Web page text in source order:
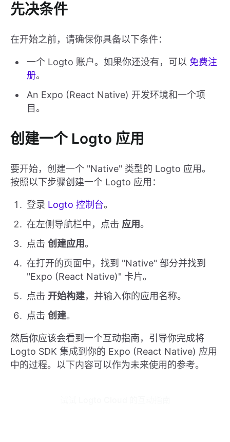
先决条件
在开始之前，请确保你具备以下条件：
一个 Logto 账户。如果你还没有，可以 免费注
册。
An Expo (React Native) 开发环境和一个项
目。
创建一个 Logto 应用
要开始，创建一个 "Native" 类型的 Logto 应用。
按照以下步骤创建一个 Logto 应用：
登录 Logto 控制台。
在左侧导航栏中，点击 应用。
点击 创建应用。
在打开的页面中，找到 "Native" 部分并找到
"Expo (React Native)" 卡片。
点击 开始构建，并输入你的应用名称。
点击 创建。
然后你应该会看到一个互动指南，引导你完成将
Logto SDK 集成到你的 Expo (React Native) 应用
中的过程。以下内容可以作为未来使用的参考。